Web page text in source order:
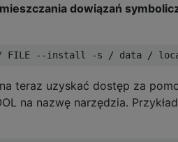
dowiązań
teraz uzyskać dostęp za
na nazwę narzędzia.